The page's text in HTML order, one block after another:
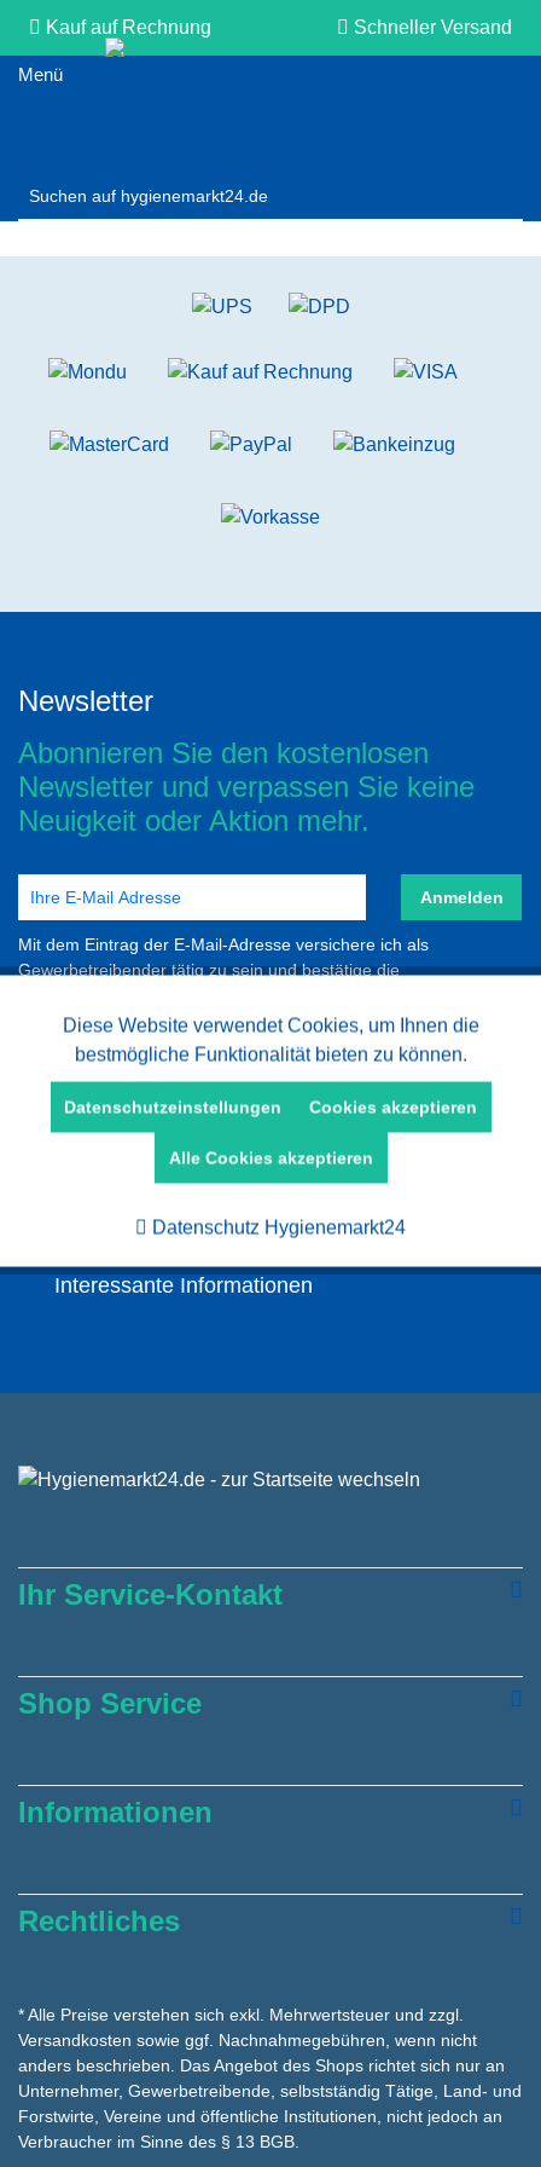
Kauf auf Rechnung Schneller Versand
Newsletter
Abonnieren Sie den kostenlosen
Newsletter und verpassen Sie keine
Neuigkeit oder Aktion mehr.
Anmelden
Mit dem Eintrag der E-Mail-Adresse versichere ich als
Gewerbetreibender tätig zu sein und bestätige die
Neuheiten
attraktive Angebote
Gutscheine
Interessante Informationen
Ihr Service-Kontakt
Shop Service
Informationen
Rechtliches
* Alle Preise verstehen sich exkl. Mehrwertsteuer und zzgl.
Versandkosten sowie ggf. Nachnahmegebühren, wenn nicht
anders beschrieben. Das Angebot des Shops richtet sich nur an
Unternehmer, Gewerbetreibende, selbstständig Tätige, Land- und
Forstwirte, Vereine und öffentliche Institutionen, nicht jedoch an
Verbraucher im Sinne des § 13 BGB.
Funktionale Aktiv
Marketing Aktiv
Diese Website verwendet Cookies, um Ihnen die
bestmögliche Funktionalität bieten zu können.
Datenschutzeinstellungen Cookies akzeptieren
Alle Cookies akzeptieren
Datenschutz Hygienemarkt24